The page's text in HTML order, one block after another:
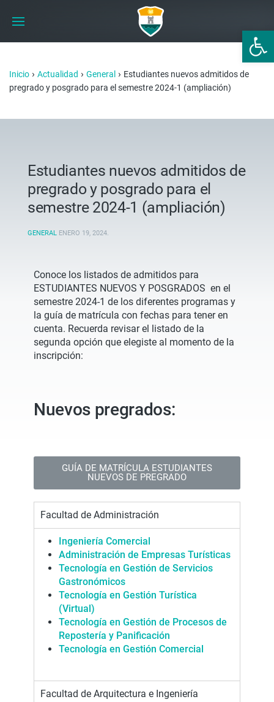
Abrir
Inicio › Actualidad › General › Estudiantes nuevos admitidos de
pregrado y posgrado para el semestre 2024-1 (ampliación)
Estudiantes nuevos admitidos de
pregrado y posgrado para el
semestre 2024-1 (ampliación)
GENERAL ENERO 19, 2024.
Conoce los listados de admitidos para
ESTUDIANTES NUEVOS Y POSGRADOS en el
semestre 2024-1 de los diferentes programas y
la guía de matrícula con fechas para tener en
cuenta. Recuerda revisar el listado de la
segunda opción que elegiste al momento de la
inscripción:
Nuevos pregrados:
GUÍA DE MATRÍCULA ESTUDIANTES
NUEVOS DE PREGRADO
Facultad de Administración
Ingeniería Comercial
Administración de Empresas Turísticas
Tecnología en Gestión de Servicios
Gastronómicos
Tecnología en Gestión Turística
(Virtual)
Tecnología en Gestión de Procesos de
Repostería y Panificación
Tecnología en Gestión Comercial
Facultad de Arquitectura e Ingeniería